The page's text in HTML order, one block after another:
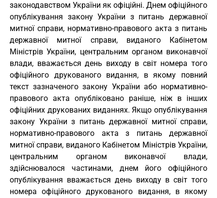
законодавством України як офіційні. Днем офіційного
опублікування закону України з питань державної
митної справи, нормативно-правового акта з питань
державної митної справи, виданого Кабінетом
Міністрів України, центральним органом виконавчої
влади, вважається день виходу в світ номера того
офіційного друкованого видання, в якому повний
текст зазначеного закону України або нормативно-
правового акта опубліковано раніше, ніж в інших
офіційних друкованих виданнях. Якщо опублікування
закону України з питань державної митної справи,
нормативно-правового акта з питань державної
митної справи, виданого Кабінетом Міністрів України,
центральним органом виконавчої влади,
здійснювалося частинами, днем його офіційного
опублікування вважається день виходу в світ того
номера офіційного друкованого видання, в якому